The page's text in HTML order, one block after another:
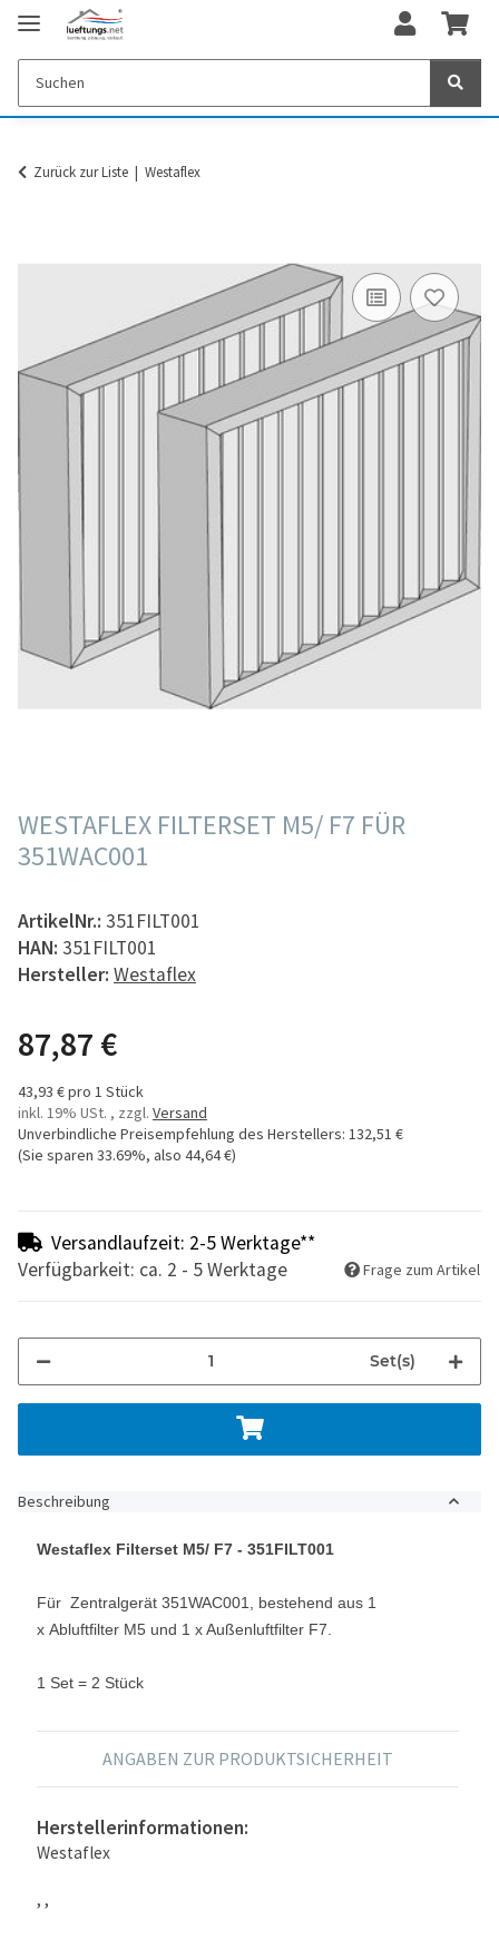
Zurück zur Liste Westaflex
WESTAFLEX FILTERSET M5/ F7 FÜR
351WAC001
ArtikelNr.: 351FILT001
HAN: 351FILT001
Hersteller: Westaflex
87,87 €
43,93 € pro 1 Stück
inkl. 19% USt. , zzgl. Versand
Unverbindliche Preisempfehlung des Herstellers: 132,51 €
(Sie sparen 33.69%, also 44,64 €)
Versandlaufzeit: 2-5 Werktage**
Verfügbarkeit: ca. 2 - 5 Werktage
Frage zum Artikel
Set(s)
Beschreibung
Westaflex Filterset M5/ F7 - 351FILT001
Für Zentralgerät 351WAC001, bestehend aus 1
x Abluftfilter M5 und 1 x Außenluftfilter F7.
1 Set = 2 Stück
ANGABEN ZUR PRODUKTSICHERHEIT
Herstellerinformationen:
Westaflex
, ,